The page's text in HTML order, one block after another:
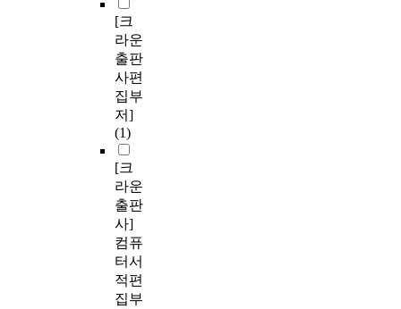
[크
라운
출판
사편
집부
저]
(1)
[크
라운
출판
사]
컴퓨
터서
적편
집부